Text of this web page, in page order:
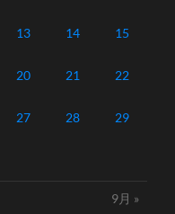
13 14 15
20 21 22
27 28 29
9月 »